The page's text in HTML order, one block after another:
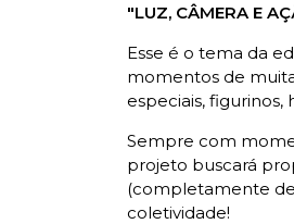
"LUZ, CÂMERA E
Esse é o tema da
momentos de
especiais, figurinos,
Sempre com
projeto buscará
(completamente
coletividade!